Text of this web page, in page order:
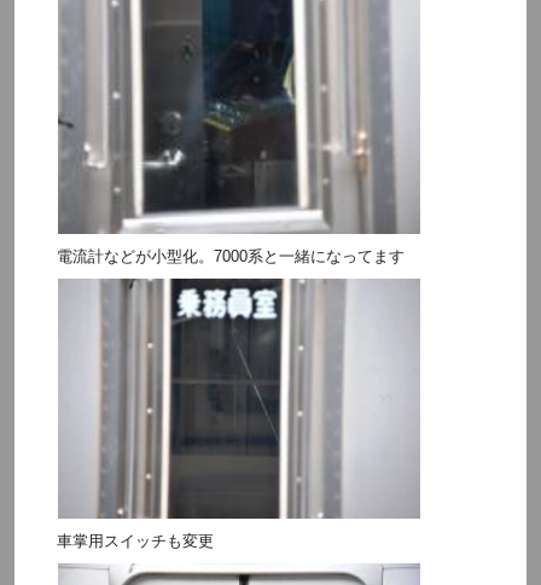
電流計などが小型化。7000系と一緒になってます
車掌用スイッチも変更